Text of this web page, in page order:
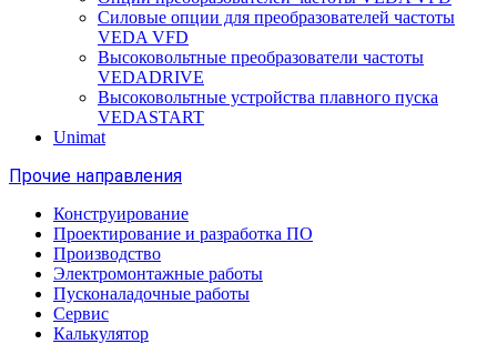
Силовые опции для преобразователей частоты
VEDA VFD
Высоковольтные преобразователи частоты
VEDADRIVE
Высоковольтные устройства плавного пуска
VEDASTART
Unimat
Прочие направления
Конструирование
Проектирование и разработка ПО
Производство
Электромонтажные работы
Пусконаладочные работы
Сервис
Калькулятор